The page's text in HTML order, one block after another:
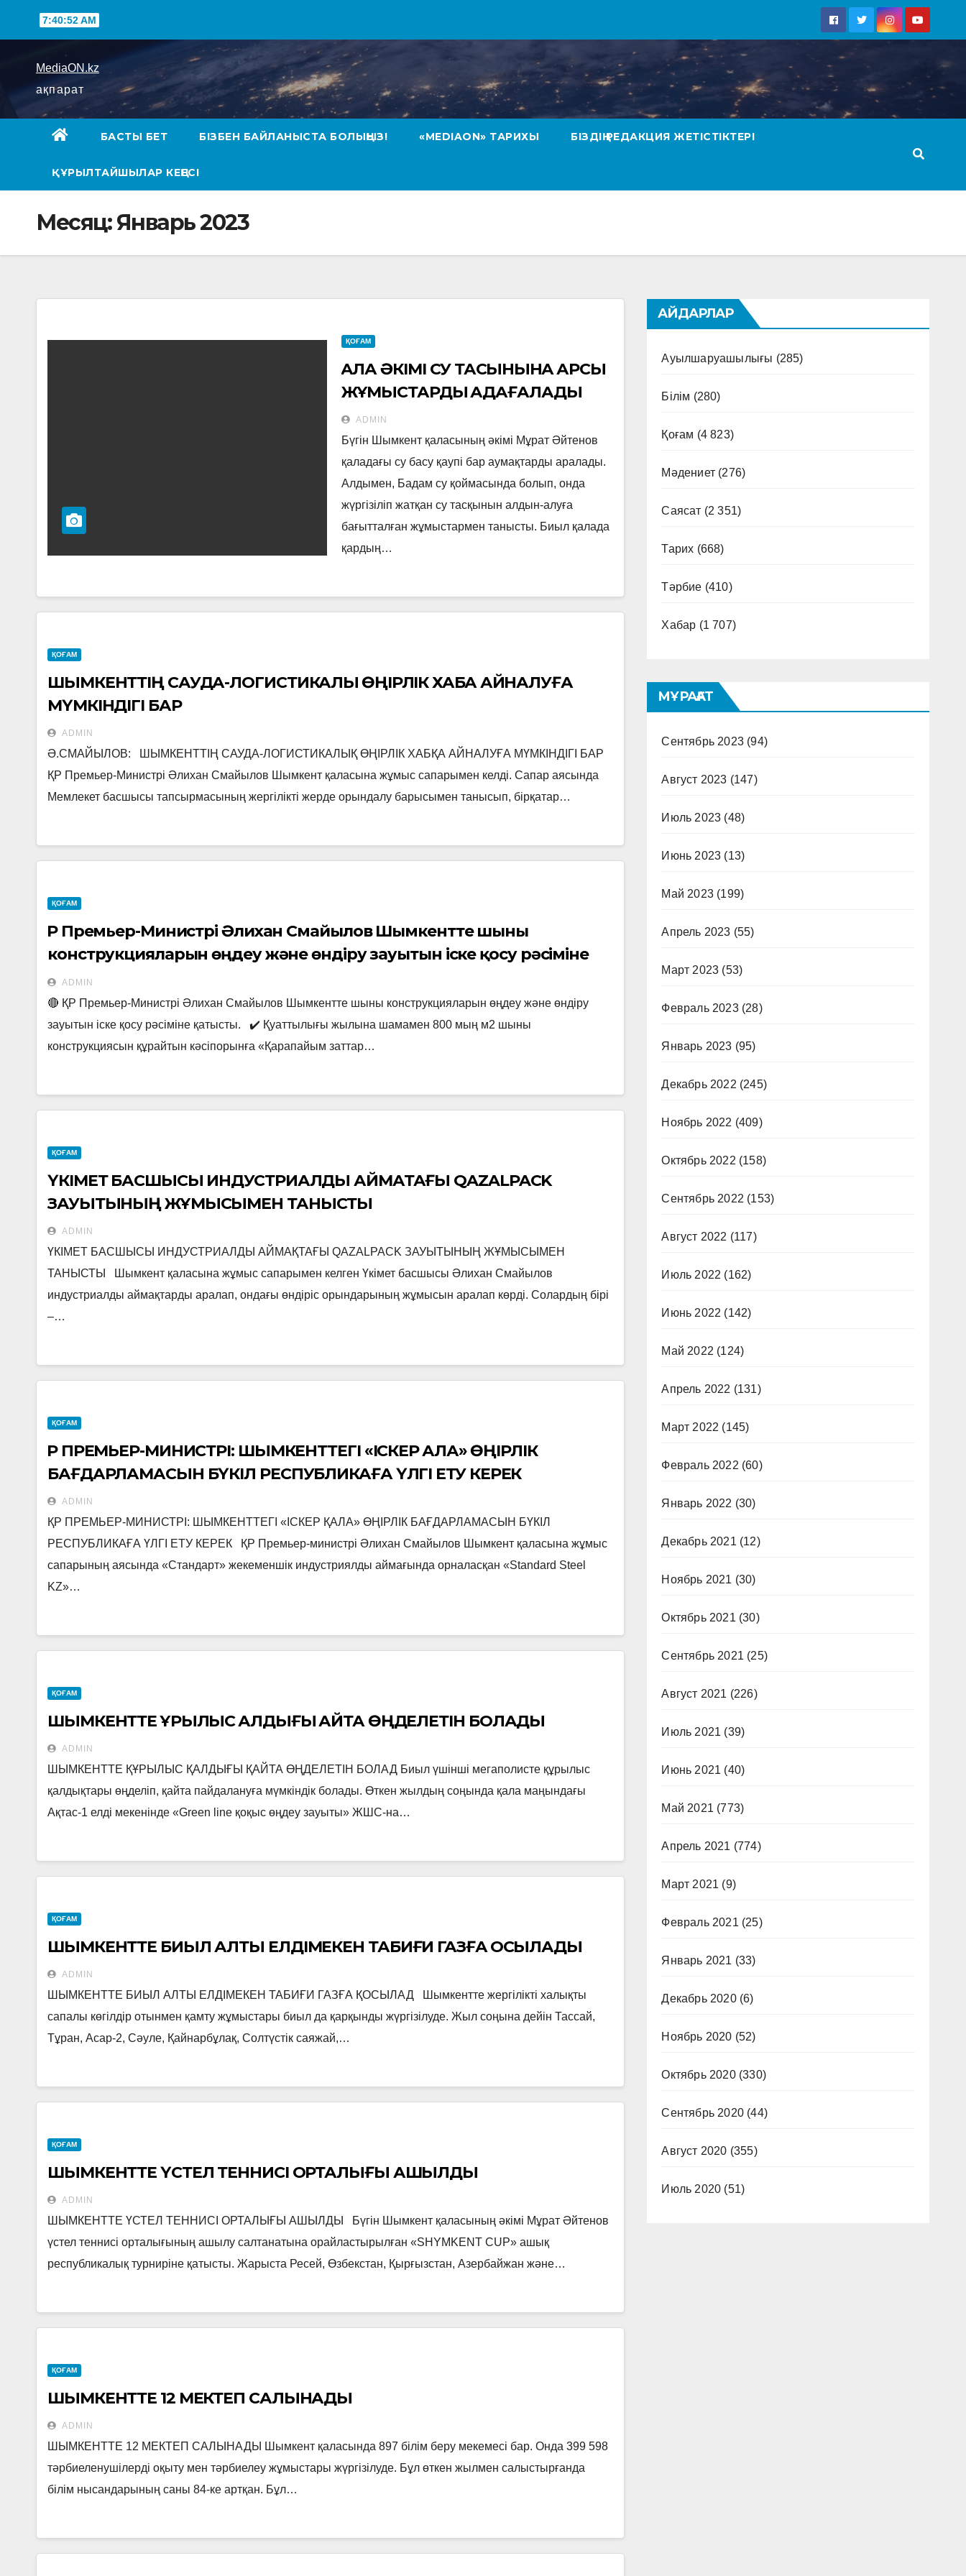
7:40:53 AM
MediaON.kz
ақпарат
БАСТЫ БЕТ БІЗБЕН БАЙЛАНЫСТА БОЛЫҢЫЗ! «MEDIAON» ТАРИХЫ БІЗДІҢ РЕДАКЦИЯ ЖЕТІСТІКТЕРІ
ҚҰРЫЛТАЙШЫЛАР КЕҢЕСІ
Месяц:Январь 2023
ҚОҒАМ
ҚАЛА ӘКІМІ СУ ТАСҚЫНЫНА ҚАРСЫ
ЖҰМЫСТАРДЫ ҚАДАҒАЛАДЫ
ADMIN
Бүгін Шымкент қаласының әкімі Мұрат Әйтенов
қаладағы су басу қаупі бар аумақтарды аралады.
Алдымен, Бадам су қоймасында болып, онда
жүргізіліп жатқан су тасқынын алдын-алуға
бағытталған жұмыстармен танысты. Биыл қалада
қардың…
ҚОҒАМ
ШЫМКЕНТТІҢ САУДА-ЛОГИСТИКАЛЫҚ ӨҢІРЛІК ХАБҚА АЙНАЛУҒА
МҮМКІНДІГІ БАР
ADMIN
Ә.СМАЙЫЛОВ: ШЫМКЕНТТІҢ САУДА-ЛОГИСТИКАЛЫҚ ӨҢІРЛІК ХАБҚА АЙНАЛУҒА МҮМКІНДІГІ БАР
ҚР Премьер-Министрі Әлихан Смайылов Шымкент қаласына жұмыс сапарымен келді. Сапар аясында
Мемлекет басшысы тапсырмасының жергілікті жерде орындалу барысымен танысып, бірқатар…
ҚОҒАМ
ҚР Премьер-Министрі Әлихан Смайылов Шымкентте шыны
конструкцияларын өңдеу және өндіру зауытын іске қосу рәсіміне
қатысты.
ADMIN
🔴 ҚР Премьер-Министрі Әлихан Смайылов Шымкентте шыны конструкцияларын өңдеу және өндіру
зауытын іске қосу рәсіміне қатысты. ✔️ Қуаттылығы жылына шамамен 800 мың м2 шыны
конструкциясын құрайтын кәсіпорынға «Қарапайым заттар…
ҚОҒАМ
ҮКІМЕТ БАСШЫСЫ ИНДУСТРИАЛДЫ АЙМАҚТАҒЫ QAZALPACK
ЗАУЫТЫНЫҢ ЖҰМЫСЫМЕН ТАНЫСТЫ
ADMIN
ҮКІМЕТ БАСШЫСЫ ИНДУСТРИАЛДЫ АЙМАҚТАҒЫ QAZALPACK ЗАУЫТЫНЫҢ ЖҰМЫСЫМЕН
ТАНЫСТЫ Шымкент қаласына жұмыс сапарымен келген Үкімет басшысы Әлихан Смайылов
индустриалды аймақтарды аралап, ондағы өндіріс орындарының жұмысын аралап көрді. Солардың бірі
–…
ҚОҒАМ
ҚР ПРЕМЬЕР-МИНИСТРІ: ШЫМКЕНТТЕГІ «ІСКЕР ҚАЛА» ӨҢІРЛІК
БАҒДАРЛАМАСЫН БҮКІЛ РЕСПУБЛИКАҒА ҮЛГІ ЕТУ КЕРЕК
ADMIN
ҚР ПРЕМЬЕР-МИНИСТРІ: ШЫМКЕНТТЕГІ «ІСКЕР ҚАЛА» ӨҢІРЛІК БАҒДАРЛАМАСЫН БҮКІЛ
РЕСПУБЛИКАҒА ҮЛГІ ЕТУ КЕРЕК ҚР Премьер-министрі Әлихан Смайылов Шымкент қаласына жұмыс
сапарының аясында «Стандарт» жекеменшік индустриялды аймағында орналасқан «Standard Steel
KZ»…
ҚОҒАМ
ШЫМКЕНТТЕ ҚҰРЫЛЫС ҚАЛДЫҒЫ ҚАЙТА ӨҢДЕЛЕТІН БОЛАДЫ
ADMIN
ШЫМКЕНТТЕ ҚҰРЫЛЫС ҚАЛДЫҒЫ ҚАЙТА ӨҢДЕЛЕТІН БОЛАД Биыл үшінші мегаполисте құрылыс
қалдықтары өңделіп, қайта пайдалануға мүмкіндік болады. Өткен жылдың соңында қала маңындағы
Ақтас-1 елді мекенінде «Green line қоқыс өңдеу зауыты» ЖШС-на…
ҚОҒАМ
ШЫМКЕНТТЕ БИЫЛ АЛТЫ ЕЛДІМЕКЕН ТАБИҒИ ГАЗҒА ҚОСЫЛАДЫ
ADMIN
ШЫМКЕНТТЕ БИЫЛ АЛТЫ ЕЛДІМЕКЕН ТАБИҒИ ГАЗҒА ҚОСЫЛАД Шымкентте жергілікті халықты
сапалы көгілдір отынмен қамту жұмыстары биыл да қарқынды жүргізілуде. Жыл соңына дейін Тассай,
Тұран, Асар-2, Сәуле, Қайнарбұлақ, Солтүстік саяжай,…
ҚОҒАМ
ШЫМКЕНТТЕ ҮСТЕЛ ТЕННИСІ ОРТАЛЫҒЫ АШЫЛДЫ
ADMIN
ШЫМКЕНТТЕ ҮСТЕЛ ТЕННИСІ ОРТАЛЫҒЫ АШЫЛДЫ Бүгін Шымкент қаласының әкімі Мұрат Әйтенов
үстел теннисі орталығының ашылу салтанатына орайластырылған «SHYMKENT CUP» ашық
республикалық турниріне қатысты. Жарыста Ресей, Өзбекстан, Қырғызстан, Азербайжан және…
ҚОҒАМ
ШЫМКЕНТТЕ 12 МЕКТЕП САЛЫНАДЫ
ADMIN
ШЫМКЕНТТЕ 12 МЕКТЕП САЛЫНАДЫ Шымкент қаласында 897 білім беру мекемесі бар. Онда 399 598
тәрбиеленушілерді оқыту мен тәрбиелеу жұмыстары жүргізілуде. Бұл өткен жылмен салыстырғанда
білім нысандарының саны 84-ке артқан. Бұл…
АЙДАРЛАР
Ауылшаруашылығы (285)
Білім (280)
Қоғам (4 823)
Мәдениет(276)
Саясат (2 351)
Тарих (668)
Тәрбие (410)
Хабар (1 707)
МҰРАҒАТ
Сентябрь 2023(94)
Август 2023 (147)
Июль 2023 (48)
Июнь 2023 (13)
Май 2023(199)
Апрель 2023 (55)
Март 2023 (53)
Февраль 2023(28)
Январь 2023 (95)
Декабрь 2022 (245)
Ноябрь 2022 (409)
Октябрь 2022 (158)
Сентябрь 2022 (153)
Август 2022 (117)
Июль 2022 (162)
Июнь 2022 (142)
Май 2022 (124)
Апрель 2022 (131)
Март 2022 (145)
Февраль 2022 (60)
Январь 2022 (30)
Декабрь 2021 (12)
Ноябрь 2021 (30)
Октябрь 2021 (30)
Сентябрь 2021 (25)
Август 2021 (226)
Июль 2021 (39)
Июнь 2021 (40)
Май 2021 (773)
Апрель 2021 (774)
Март 2021 (9)
Февраль 2021 (25)
Январь 2021 (33)
Декабрь 2020(6)
Ноябрь 2020 (52)
Октябрь 2020(330)
Сентябрь 2020(44)
Август 2020 (355)
Июль 2020 (51)